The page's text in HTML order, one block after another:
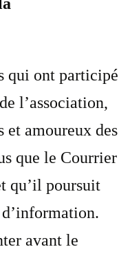
qui ont participé
l’association,
et amoureux des
que le Courrier
qu’il poursuit
avant le